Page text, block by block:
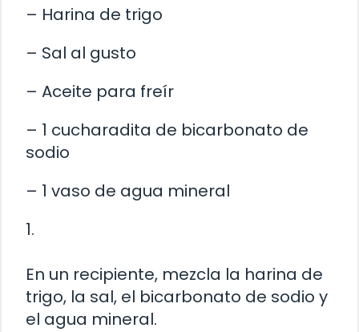
– Harina de trigo
– Sal al gusto
– Aceite para freír
– 1 cucharadita de bicarbonato de
sodio
– 1 vaso de agua mineral
1.
En un recipiente, mezcla la harina de
trigo, la sal, el bicarbonato de sodio y
el agua mineral.